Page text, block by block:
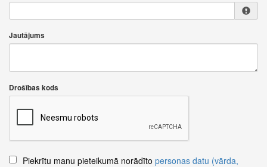
Jautājums
Drošības kods
Piekrītu manu pieteikumā norādīto personas datu (vārda,